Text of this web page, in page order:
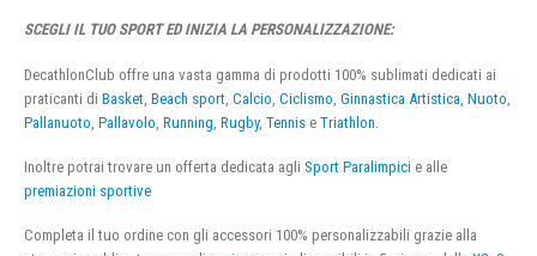
SCEGLI IL TUO SPORT ED INIZIA LA PERSONALIZZAZIONE:
DecathlonClub offre una vasta gamma di prodotti 100% sublimati dedicati ai
praticanti di Basket Beach sport Calcio Ciclismo Ginnastica Artistica Nuoto
Pallanuoto Pallavolo Running Rugby, Tennis e Triathlon
Inoltre potrai trovare un offerta dedicata agli Sport Paralimpici e alle
premiazioni sportive
Completa il tuo ordine con gli accessori 100% personalizzabili grazie alla